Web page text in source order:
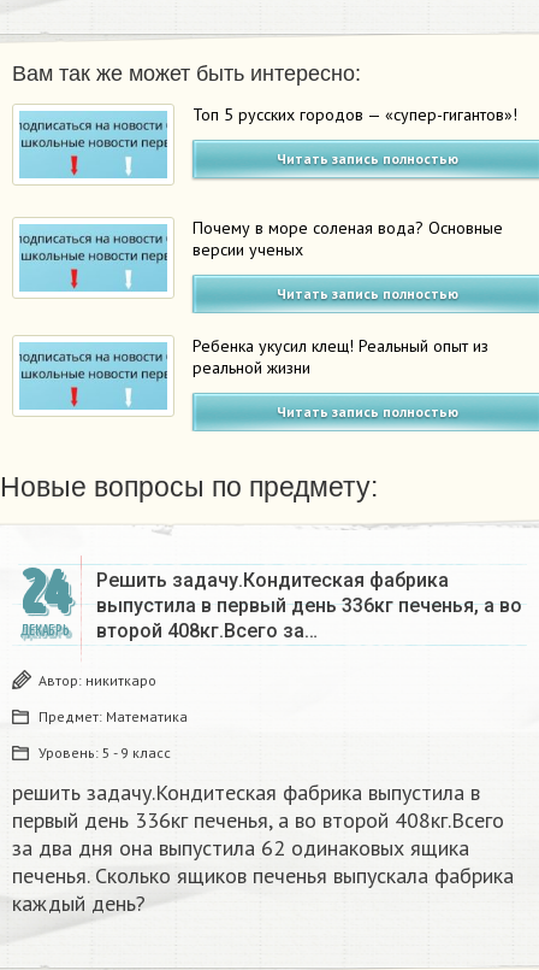
Вам так же может быть интересно:
Топ 5 русских городов — «супер-гигантов»!
Читать запись полностью
Почему в море соленая вода? Основные
версии ученых
Читать запись полностью
Ребенка укусил клещ! Реальный опыт из
реальной жизни
Читать запись полностью
Новые вопросы по предмету:
24
ДЕКАБРЬ
Решить задачу.Кондитеская фабрика
выпустила в первый день 336кг печенья, а во
второй 408кг.Всего за…
Автор: никиткаро
Предмет: Математика
Уровень: 5 - 9 класс
решить задачу.Кондитеская фабрика выпустила в
первый день 336кг печенья, а во второй 408кг.Всего
за два дня она выпустила 62 одинаковых ящика
печенья. Сколько ящиков печенья выпускала фабрика
каждый день?